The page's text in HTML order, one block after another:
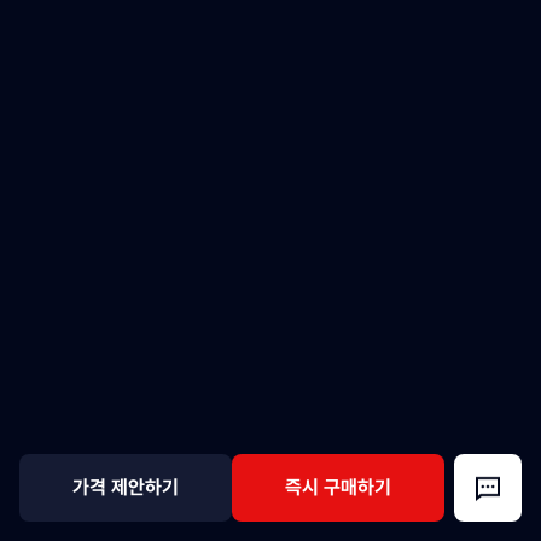
가격 제안하기 즉시 구매하기